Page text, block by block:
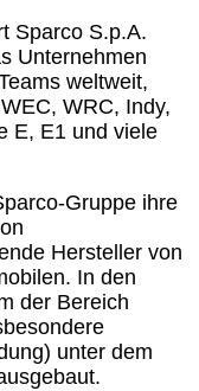
Sparco S.p.A.
Unternehmen
weltweit,
WRC, Indy,
E, E1 und viele
Gruppe ihre
Hersteller von
In den
der Bereich
unter dem